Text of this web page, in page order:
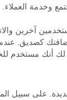
وخدمة العملاء.
آخرين
كصديق.
أنك مستخدم
على سبيل